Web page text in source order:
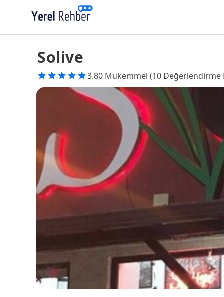
Solive
3.80 Mükemmel (10 Değerlendirme